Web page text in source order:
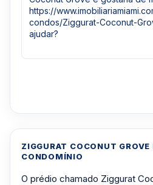
ZIGGURAT COCONUT GROVE
CONDOMÍNIO
O prédio chamado Ziggurat